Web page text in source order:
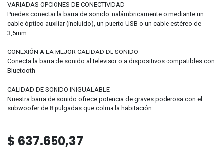
VARIADAS OPCIONES DE CONECTIVIDAD
Puedes conectar la barra de sonido inalámbricamente o mediante un
cable óptico auxiliar (incluido), un puerto USB o un cable estéreo de
3,5mm
CONEXIÓN A LA MEJOR CALIDAD DE SONIDO
Conecta la barra de sonido al televisor o a dispositivos compatibles con
Bluetooth
CALIDAD DE SONIDO INIGUALABLE
Nuestra barra de sonido ofrece potencia de graves poderosa con el
subwoofer de 8 pulgadas que colma la habitación
$ 637.650,37